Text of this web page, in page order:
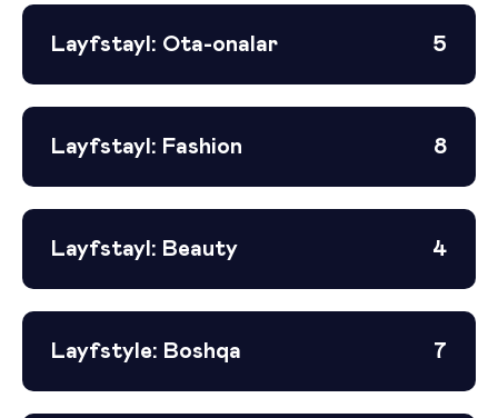
Layfstayl: Ota-onalar 5
Layfstayl: Fashion 8
Layfstayl: Beauty 4
Layfstyle: Boshqa 7